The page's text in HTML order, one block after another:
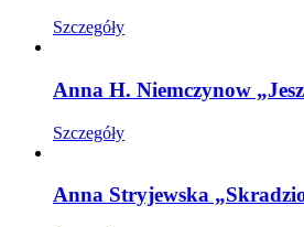
Szczegóły
Anna H. Niemczynow
Szczegóły
Anna Stryjewska